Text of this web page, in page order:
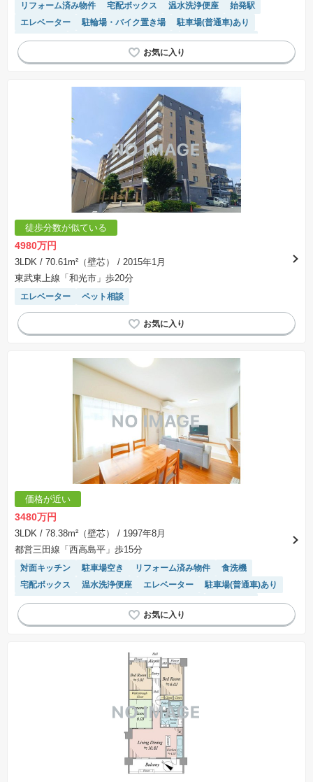
場合があります。
リフォーム済み物件 宅配ボックス 温水洗浄便座
始発駅
エレベーター
駐輪場・バイク置き場
駐車場(普通車)あり
ペット相談
モニター付きインターホン
システムキッチン
浴室乾燥機
徒歩分数が似ている
4980万円
3LDK / 70.61m²（壁芯）
/ 2015年1月
東武東上線「和光市」歩20分
エレベーター ペット相談
価格が近い
3480万円
3LDK / 78.38m²（壁芯）
/ 1997年8月
都営三田線「西高島平」歩15分
対面キッチン 駐車場空き リフォーム済み物件
食洗機
宅配ボックス
温水洗浄便座 エレベーター
駐車場(普通車)あり
モニター付きインターホン
システムキッチン
浴室乾燥機
陽当り良好